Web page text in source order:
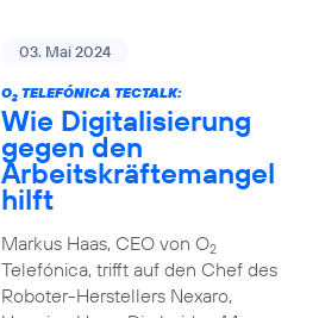
03. Mai 2024
O2TELEFÓNICA TECTALK:
Wie Digitalisierung
gegen den
Arbeitskräftemangel
hilft
Markus Haas, CEO von O2
Telefónica, trifft auf den Chef des
Roboter-Herstellers Nexaro,